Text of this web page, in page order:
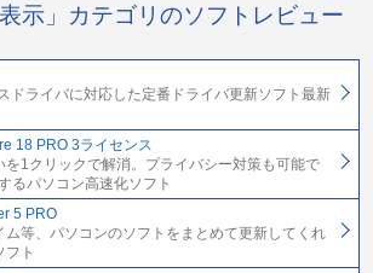
示」カテゴリのソフトレビュー
ドライバに対応した定番ドライバ更新ソフト最新
18 PRO 3ライセンス
を1クリックで解消。プライバシー対策も可能で
るパソコン高速化ソフト
5 PRO
ム等、パソコンのソフトをまとめて更新してくれ
フト